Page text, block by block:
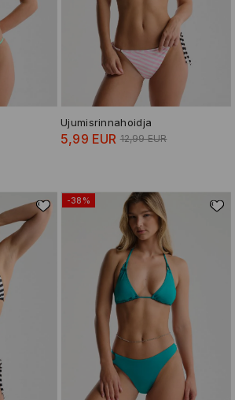
Ujumisrinnahoidja
5,99 EUR 12,99 EUR
-38%